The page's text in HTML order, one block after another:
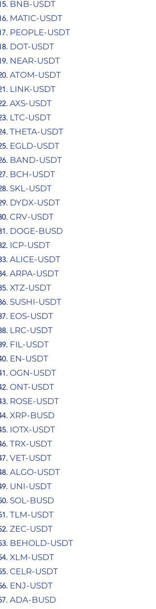
BNB-USDT
MATIC-USDT
PEOPLE-USDT
DOT-USDT
NEAR-USDT
ATOM-USDT
LINK-USDT
AXS-USDT
LTC-USDT
THETA-USDT
EGLD-USDT
BAND-USDT
BCH-USDT
SKL-USDT
DYDX-USDT
CRV-USDT
DOGE-BUSD
ICP-USDT
ALICE-USDT
ARPA-USDT
XTZ-USDT
SUSHI-USDT
EOS-USDT
LRC-USDT
FIL-USDT
EN-USDT
OGN-USDT
ONT-USDT
ROSE-USDT
XRP-BUSD
IOTX-USDT
TRX-USDT
VET-USDT
ALGO-USDT
UNI-USDT
SOL-BUSD
TLM-USDT
ZEC-USDT
BEHOLD-USDT
XLM-USDT
CELR-USDT
ENJ-USDT
ADA-BUSD